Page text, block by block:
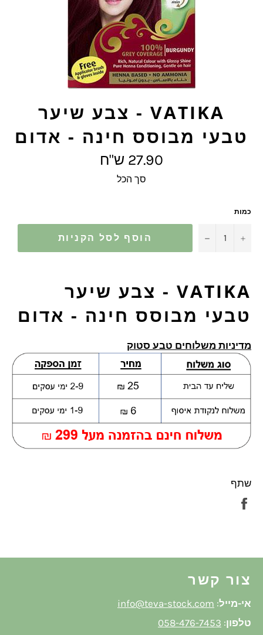
VATIKA - צבע שיער
טבעי מבוסס חינה - אדום
מחיר
מלא
27.90 ש"ח
סך הכל
כמות
− + הוסף לסל הקניות
VATIKA - צבע שיער
טבעי מבוסס חינה - אדום
מדיניות משלוחים טבע סטוק
שתף
צור קשר
אי-מייל:
info@teva-stock.com
טלפון:
058-476-7453